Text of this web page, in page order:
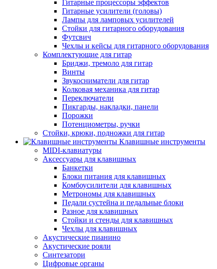
Гитарные процессоры эффектов
Гитарные усилители (головы)
Лампы для ламповых усилителей
Стойки для гитарного оборудования
Футсвич
Чехлы и кейсы для гитарного оборудования
Комплектующие для гитар
Бриджи, тремоло для гитар
Винты
Звукосниматели для гитар
Колковая механика для гитар
Переключатели
Пикгарды, накладки, панели
Порожки
Потенциометры, ручки
Стойки, крюки, подножки для гитар
Клавишные инструменты
MIDI-клавиатуры
Аксессуары для клавишных
Банкетки
Блоки питания для клавишных
Комбоусилители для клавишных
Метрономы для клавишных
Педали сустейна и педальные блоки
Разное для клавишных
Стойки и стенды для клавишных
Чехлы для клавишных
Акустические пианино
Акустические рояли
Синтезатори
Цифровые органы